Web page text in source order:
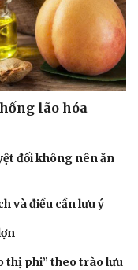
lão hóa
đối không nên ăn
và điều cần lưu ý
thị phi” theo trào lưu